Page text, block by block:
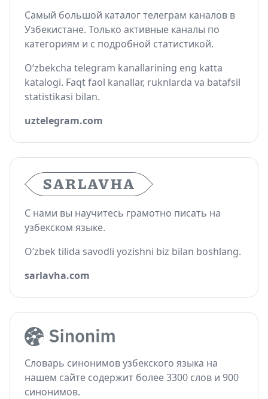
Самый большой каталог телеграм каналов в
Узбекистане. Только активные каналы по
категориям и с подробной статистикой.
O‘zbekcha telegram kanallarining eng katta
katalogi. Faqt faol kanallar, ruknlarda va batafsil
statistikasi bilan.
uztelegram.com
С нами вы научитесь грамотно писать на
узбекском языке.
O‘zbek tilida savodli yozishni biz bilan boshlang.
sarlavha.com
Словарь синонимов узбекского языка на
нашем сайте содержит более 3300 слов и 900
синонимов.